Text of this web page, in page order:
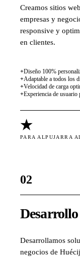
Creamos sitios
empresas y
responsive y
en clientes.
+Diseño 100%
+Adaptable a todos los
+Velocidad de carga
+Experiencia de usuario
★
PARA ALPUJARRA
02
Desarrollamos
negocios de